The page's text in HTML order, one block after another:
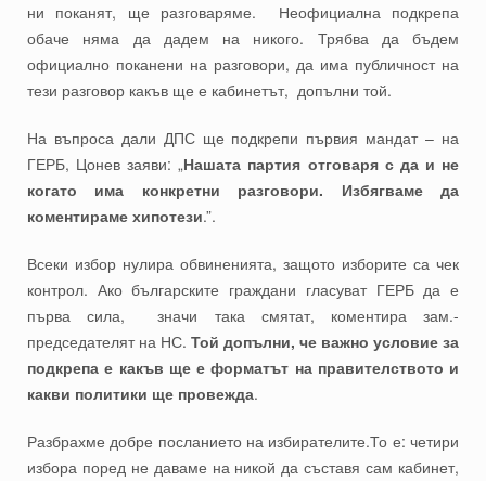
ни поканят, ще разговаряме. Неофициална подкрепа
обаче няма да дадем на никого. Трябва да бъдем
официално поканени на разговори, да има публичност на
тези разговор какъв ще е кабинетът, допълни той.
На въпроса дали ДПС ще подкрепи първия мандат – на
ГЕРБ, Цонев заяви: „Нашата партия отговаря с да и не
когато има конкретни разговори. Избягваме да
коментираме хипотези.”.
Всеки избор нулира обвиненията, защото изборите са чек
контрол. Ако българските граждани гласуват ГЕРБ да е
първа сила, значи така смятат, коментира зам.-
председателят на НС. Той допълни, че важно условие за
подкрепа е какъв ще е форматът на правителството и
какви политики ще провежда.
Разбрахме добре посланието на избирателите.То е: четири
избора поред не даваме на никой да съставя сам кабинет,